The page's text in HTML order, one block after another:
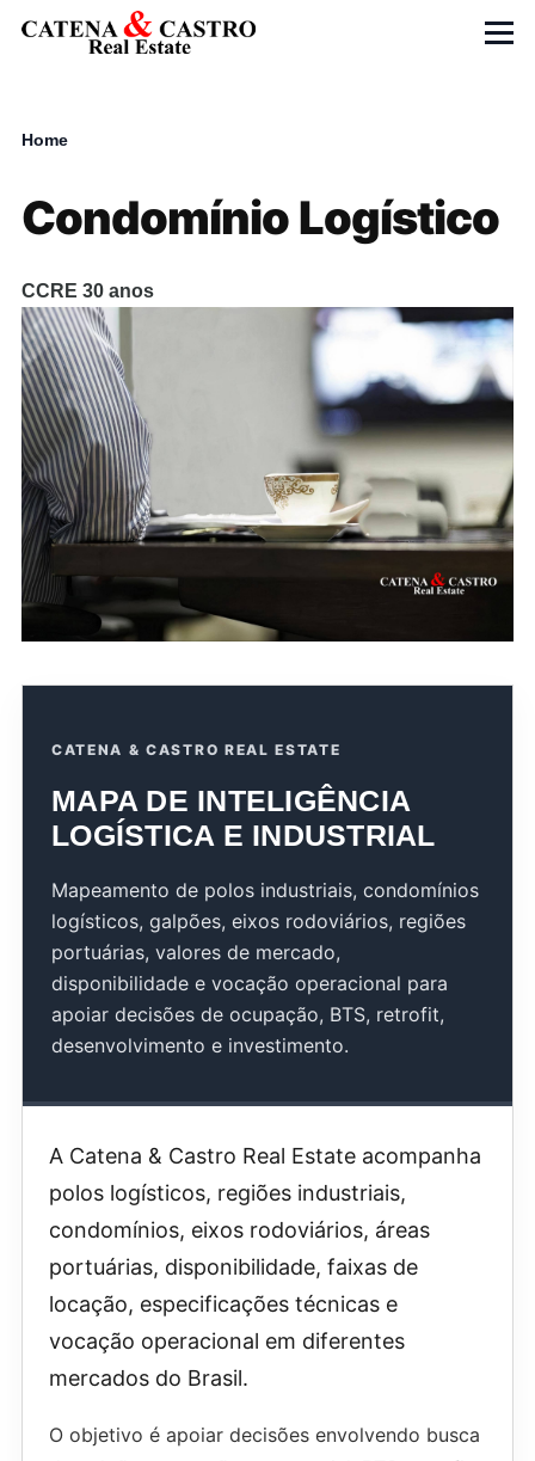
Skip to main content
Menu
Home
Condomínio Logístico
CCRE 30 anos
CATENA & CASTRO REAL ESTATE
MAPA DE INTELIGÊNCIA
LOGÍSTICA E INDUSTRIAL
Mapeamento de polos industriais, condomínios
logísticos, galpões, eixos rodoviários, regiões
portuárias, valores de mercado,
disponibilidade e vocação operacional para
apoiar decisões de ocupação, BTS, retrofit,
desenvolvimento e investimento.
A Catena & Castro Real Estate acompanha
polos logísticos, regiões industriais,
condomínios, eixos rodoviários, áreas
portuárias, disponibilidade, faixas de
locação, especificações técnicas e
vocação operacional em diferentes
mercados do Brasil.
O objetivo é apoiar decisões envolvendo busca